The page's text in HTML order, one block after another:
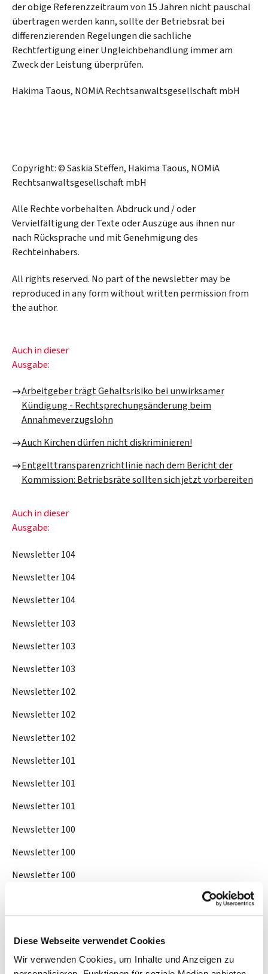
Diese Webseite verwendet Cookies
Wir verwenden Cookies, um Inhalte und Anzeigen zu
der obige Referenzzeitraum von 15 Jahren nicht pauschal
übertragen werden kann, sollte der Betriebsrat bei
differenzierenden Regelungen die sachliche
Rechtfertigung einer Ungleichbehandlung immer am
Zweck der Leistung überprüfen.
Hakima Taous, NOMiA Rechtsanwaltsgesellschaft mbH
Copyright: © Saskia Steffen, Hakima Taous, NOMiA
Rechtsanwaltsgesellschaft mbH
Alle Rechte vorbehalten. Abdruck und / oder
Vervielfältigung der Texte oder Auszüge aus ihnen nur
nach Rücksprache und mit Genehmigung des
Rechteinhabers.
All rights reserved. No part of the newsletter may be
reproduced in any form without written permission from
the author.
Auch in dieser
Ausgabe:
Arbeitgeber trägt Gehaltsrisiko bei unwirksamer
Kündigung - Rechtsprechungsänderung beim
Annahmeverzugslohn
Auch Kirchen dürfen nicht diskriminieren!
Entgelttransparenzrichtlinie nach dem Bericht der
Kommission: Betriebsräte sollten sich jetzt vorbereiten
Auch in dieser
Ausgabe:
Newsletter 104
Newsletter 104
Newsletter 104
Newsletter 103
Newsletter 103
Newsletter 103
Newsletter 102
Newsletter 102
Newsletter 102
Newsletter 101
Newsletter 101
Newsletter 101
Newsletter 100
Newsletter 100
Newsletter 100
Newsletter 56
Newsletter 56
Newsletter 57